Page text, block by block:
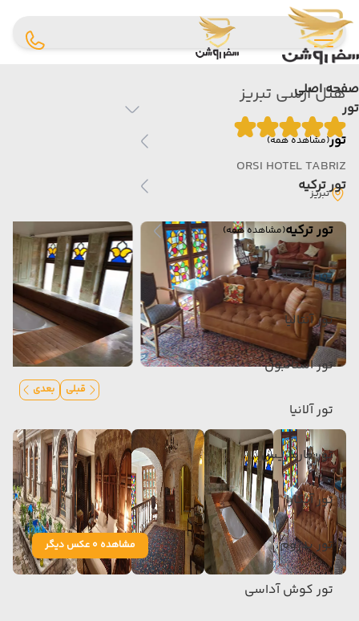
صفحه اصلی
تور
تور(مشاهده همه)
تور ترکیه
تور ترکیه(مشاهده همه)
تور فتحیه
تور آنتالیا
تور استانبول
تور آلانیا
تور مارماریس
تور آنکارا
تور بدروم
تور کوش آداسی
هتل ارسی تبریز
ORSI HOTEL TABRIZ
تبریز
قبلی بعدی
مشاهده 0 عکس دیگر